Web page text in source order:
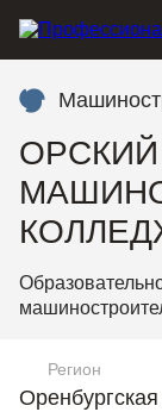
ОРСКИЙ
Регион